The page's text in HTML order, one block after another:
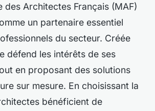
des Architectes Français (MAF)
un partenaire essentiel
du secteur. Créée
défend les intérêts de ses
en proposant des solutions
sur mesure. En choisissant la
bénéficient de